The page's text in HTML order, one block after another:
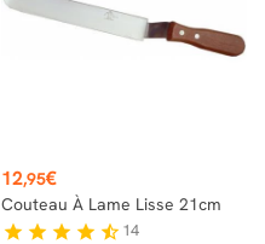
Prix
12,95€
Couteau À Lame Lisse 21cm
star star star star star_half 14